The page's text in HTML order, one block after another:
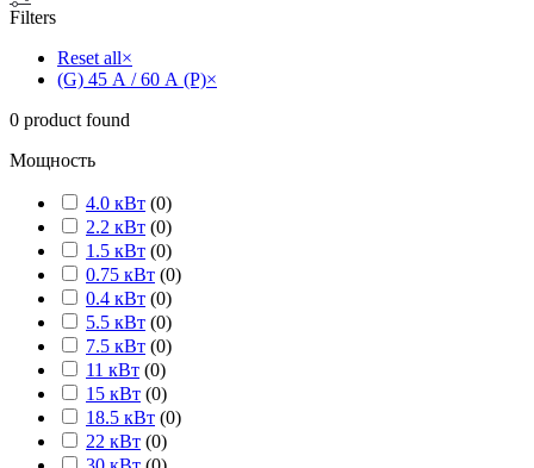
Filters
Reset all×
(G) 45 А / 60 А (P)×
0 product found
Мощность
4.0 кВт (0)
2.2 кВт (0)
1.5 кВт (0)
0.75 кВт (0)
0.4 кВт (0)
5.5 кВт (0)
7.5 кВт (0)
11 кВт (0)
15 кВт (0)
18.5 кВт (0)
22 кВт (0)